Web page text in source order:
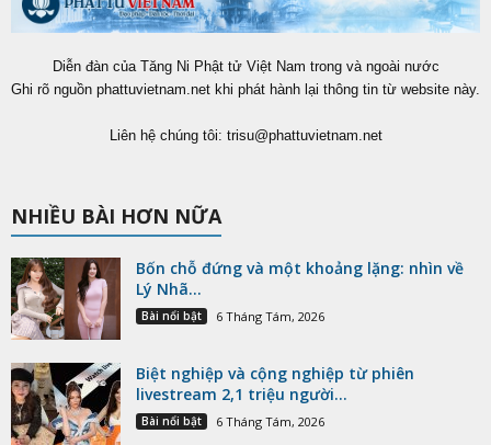
Diễn đàn của Tăng Ni Phật tử Việt Nam trong và ngoài nước
Ghi rõ nguồn phattuvietnam.net khi phát hành lại thông tin từ website này.
Liên hệ chúng tôi: trisu@phattuvietnam.net
NHIỀU BÀI HƠN NỮA
Bốn chỗ đứng và một khoảng lặng: nhìn về
Lý Nhã...
Bài nổi bật 6 Tháng Tám, 2026
Biệt nghiệp và cộng nghiệp từ phiên
livestream 2,1 triệu người...
Bài nổi bật 6 Tháng Tám, 2026